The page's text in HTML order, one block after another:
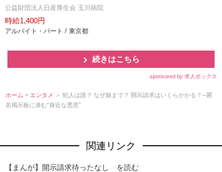
公益財団法人日産厚生会 玉川病院
時給1,400円
アルバイト・パート / 東京都
続きはこちら
sponsored by 求人ボックス
ホーム > エンタメ ＞ 犯人は誰？ なぜ娘まで？ 開示請求はいくらかかる？─匿
名掲示板に潜む“身近な悪意”
関連リンク
【まんが】開示請求待ったなし を読む